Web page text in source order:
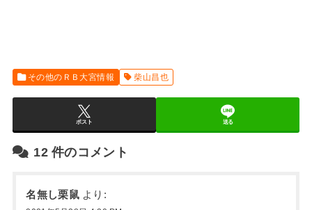
その他のＲＢ大宮情報 柴山昌也
ポスト 送る
12件のコメント
名無し栗鼠 より: